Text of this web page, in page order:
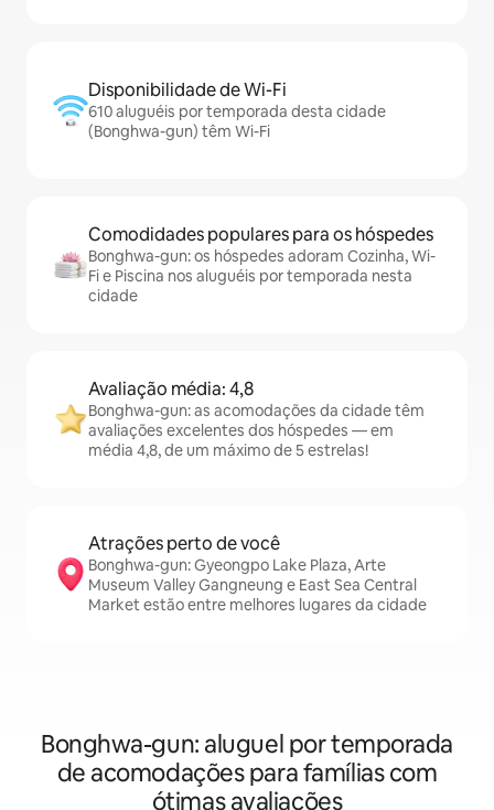
Disponibilidade de Wi-Fi
610 aluguéis por temporada desta cidade
(Bonghwa-gun) têm Wi-Fi
Comodidades populares para os hóspedes
Bonghwa-gun: os hóspedes adoram Cozinha, Wi-
Fi e Piscina nos aluguéis por temporada nesta
cidade
Avaliação média: 4,8
Bonghwa-gun: as acomodações da cidade têm
avaliações excelentes dos hóspedes — em
média 4,8, de um máximo de 5 estrelas!
Atrações perto de você
Bonghwa-gun: Gyeongpo Lake Plaza, Arte
Museum Valley Gangneung e East Sea Central
Market estão entre melhores lugares da cidade
Bonghwa-gun: aluguel por temporada
de acomodações para famílias com
ótimas avaliações